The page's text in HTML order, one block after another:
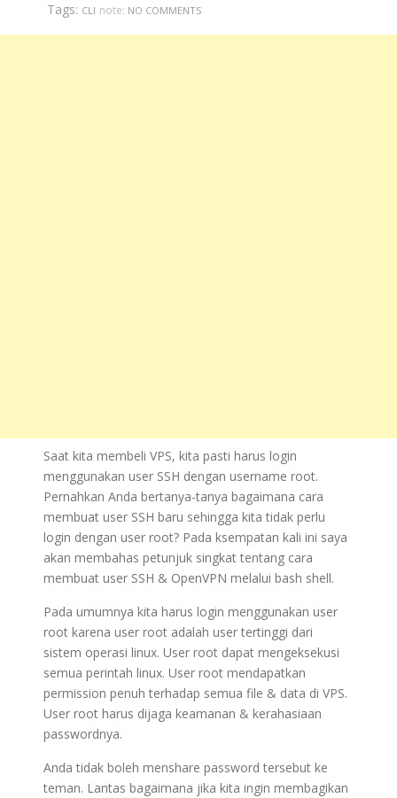
Tags: CLI note: NO COMMENTS
Saat kita membeli VPS, kita pasti harus login
menggunakan user SSH dengan username root.
Pernahkan Anda bertanya-tanya bagaimana cara
membuat user SSH baru sehingga kita tidak perlu
login dengan user root? Pada ksempatan kali ini saya
akan membahas petunjuk singkat tentang cara
membuat user SSH & OpenVPN melalui bash shell.
Pada umumnya kita harus login menggunakan user
root karena user root adalah user tertinggi dari
sistem operasi linux. User root dapat mengeksekusi
semua perintah linux. User root mendapatkan
permission penuh terhadap semua file & data di VPS.
User root harus dijaga keamanan & kerahasiaan
passwordnya.
Anda tidak boleh menshare password tersebut ke
teman. Lantas bagaimana jika kita ingin membagikan